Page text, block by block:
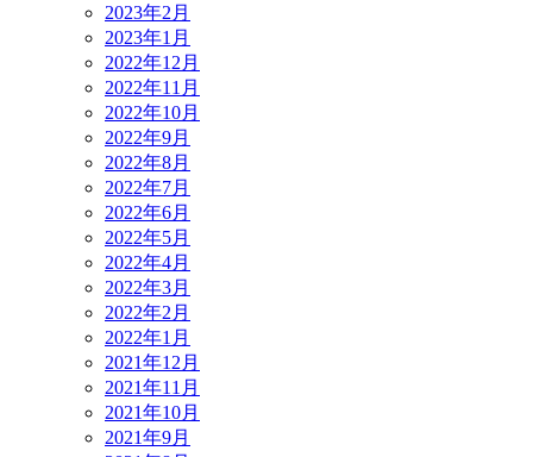
2023年2月
2023年1月
2022年12月
2022年11月
2022年10月
2022年9月
2022年8月
2022年7月
2022年6月
2022年5月
2022年4月
2022年3月
2022年2月
2022年1月
2021年12月
2021年11月
2021年10月
2021年9月